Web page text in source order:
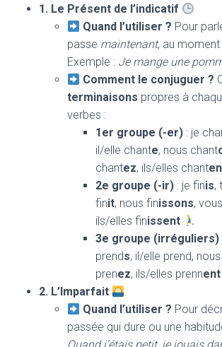
1. Le Présent de l’indicatif
Quand l’utiliser ? Pour
passe maintenant, au
Exemple : Je mange une
Comment le conjuguer ?
terminaisons propres à
verbes :
1er groupe (-er) : je
il/elle chante, nous chant
chantez, ils/elles chant
2e groupe (-ir) : je finis,
finit, nous finissons,
ils/elles finissent
3e groupe (irréguliers)
prends, il/elle prend,
prenez, ils/elles prennent
2. L’Imparfait
Quand l’utiliser ? Pour
passée qui dure ou une